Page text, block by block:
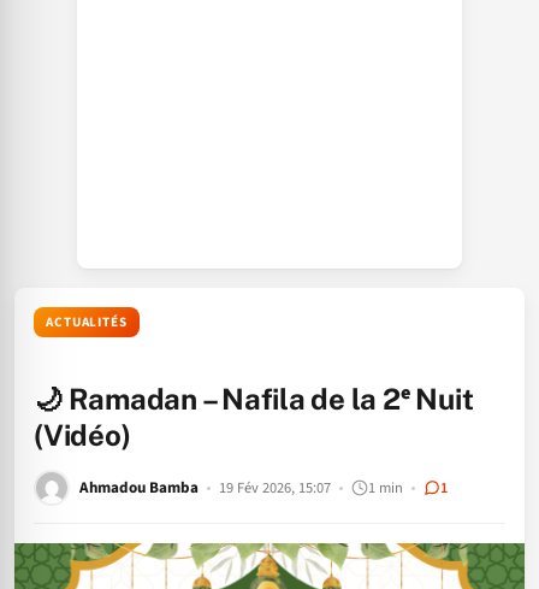
ACTUALITÉS
🌙 Ramadan – Nafila de la 2ᵉ Nuit
(Vidéo)
Ahmadou Bamba 19 Fév 2026, 15:07 1 min 1